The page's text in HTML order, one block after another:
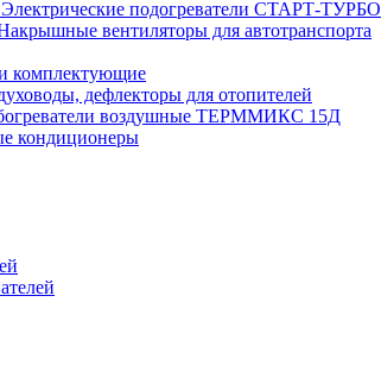
Электрические подогреватели СТАРТ-ТУРБО
вентиляторы для автотранспорта
комплектующие
дефлекторы для отопителей
воздушные ТЕРММИКС 15Д
кондиционеры